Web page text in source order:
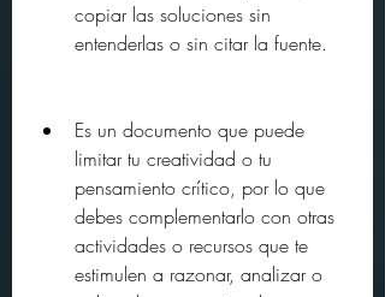
copiar las soluciones sin
entenderlas o sin citar la fuente.
Es un documento que puede
limitar tu creatividad o tu
pensamiento crítico, por lo que
debes complementarlo con otras
actividades o recursos que te
estimulen a razonar, analizar o